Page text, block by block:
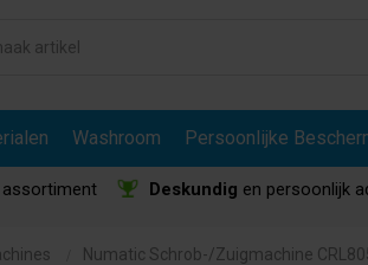
Washroom Persoonlijke
Deskundig en persoonlijk
Numatic Schrob-/Zuigmachine